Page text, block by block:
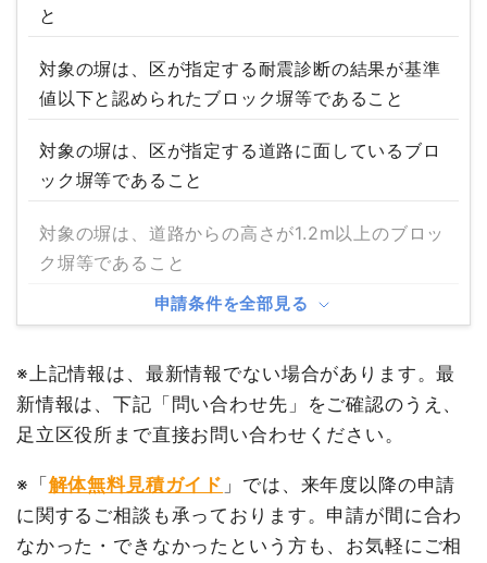
と
対象の塀は、区が指定する耐震診断の結果が基準
値以下と認められたブロック塀等であること
対象の塀は、区が指定する道路に面しているブロ
ック塀等であること
対象の塀は、道路からの高さが1.2m以上のブロッ
ク塀等であること
申請条件を全部見る
※上記情報は、最新情報でない場合があります。最
新情報は、下記「問い合わせ先」をご確認のうえ、
足立区役所まで直接お問い合わせください。
※「解体無料見積ガイド 」では、来年度以降の申請
に関するご相談も承っております。申請が間に合わ
なかった・できなかったという方も、お気軽にご相